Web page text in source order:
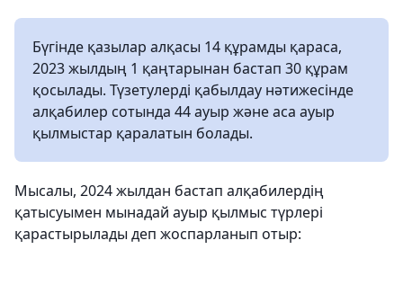
Бүгінде қазылар алқасы 14 құрамды қараса,
2023 жылдың 1 қаңтарынан бастап 30 құрам
қосылады. Түзетулерді қабылдау нәтижесінде
алқабилер сотында 44 ауыр және аса ауыр
қылмыстар қаралатын болады.
Мысалы, 2024 жылдан бастап алқабилердің
қатысуымен мынадай ауыр қылмыс түрлері
қарастырылады деп жоспарланып отыр: